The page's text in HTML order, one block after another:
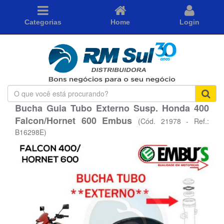
Categorias Home Login
O
que
você
está
procurando?
Bucha Guia Tubo Externo Susp. Honda 400
Falcon/Hornet 600 Embus
(Cód. 21978 - Ref.:
B16298E)